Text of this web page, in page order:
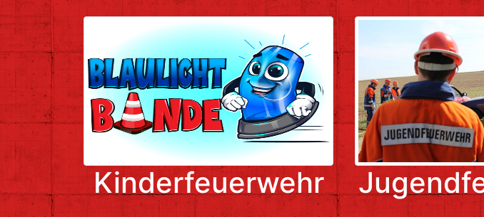
Kinderfeuerwehr